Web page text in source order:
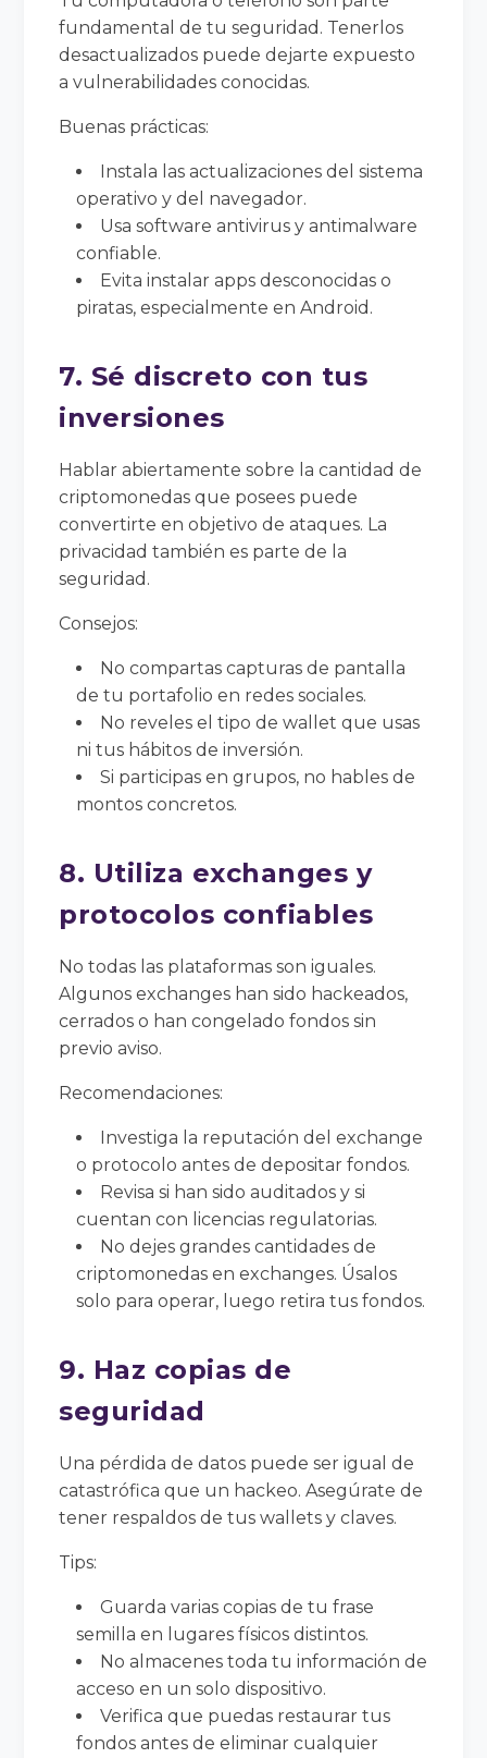
fundamental de tu seguridad. Tenerlos
desactualizados puede dejarte expuesto
a vulnerabilidades conocidas.
Buenas prácticas:
Instala las actualizaciones del sistema
operativo y del navegador.
Usa software antivirus y antimalware
confiable.
Evita instalar apps desconocidas o
piratas, especialmente en Android.
7. Sé discreto con tus
inversiones
Hablar abiertamente sobre la cantidad de
criptomonedas que posees puede
convertirte en objetivo de ataques. La
privacidad también es parte de la
seguridad.
Consejos:
No compartas capturas de pantalla
de tu portafolio en redes sociales.
No reveles el tipo de wallet que usas
ni tus hábitos de inversión.
Si participas en grupos, no hables de
montos concretos.
8. Utiliza exchanges y
protocolos confiables
No todas las plataformas son iguales.
Algunos exchanges han sido hackeados,
cerrados o han congelado fondos sin
previo aviso.
Recomendaciones:
Investiga la reputación del exchange
o protocolo antes de depositar fondos.
Revisa si han sido auditados y si
cuentan con licencias regulatorias.
No dejes grandes cantidades de
criptomonedas en exchanges. Úsalos
solo para operar, luego retira tus fondos.
9. Haz copias de
seguridad
Una pérdida de datos puede ser igual de
catastrófica que un hackeo. Asegúrate de
tener respaldos de tus wallets y claves.
Tips:
Guarda varias copias de tu frase
semilla en lugares físicos distintos.
No almacenes toda tu información de
acceso en un solo dispositivo.
Verifica que puedas restaurar tus
fondos antes de eliminar cualquier